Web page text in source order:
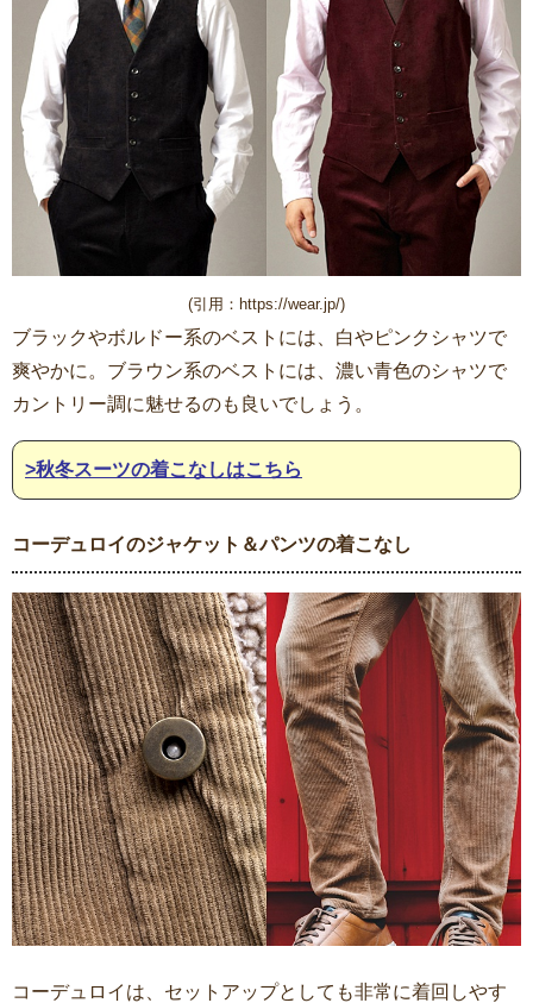
(引用：https://wear.jp/)
ブラックやボルドー系のベストには、白やピンクシャツで
爽やかに。ブラウン系のベストには、濃い青色のシャツで
カントリー調に魅せるのも良いでしょう。
>秋冬スーツの着こなしはこちら
コーデュロイのジャケット＆パンツの着こなし
コーデュロイは、セットアップとしても非常に着回しやす